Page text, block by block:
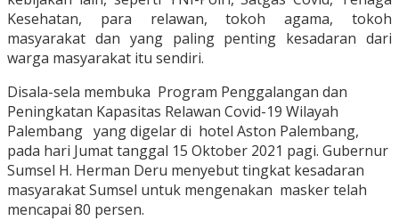
Kesehatan, para relawan, tokoh agama, tokoh
masyarakat dan yang paling penting kesadaran dari
warga masyarakat itu sendiri.
Disala-sela membuka Program Penggalangan dan
Peningkatan Kapasitas Relawan Covid-19 Wilayah
Palembang yang digelar di hotel Aston Palembang,
pada hari Jumat tanggal 15 Oktober 2021 pagi. Gubernur
Sumsel H. Herman Deru menyebut tingkat kesadaran
masyarakat Sumsel untuk mengenakan masker telah
mencapai 80 persen.